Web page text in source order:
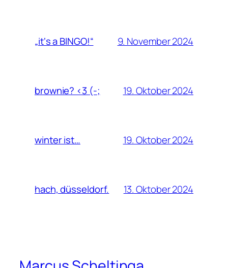
„it‘s a BINGO!“ 9. November 2024
brownie? <3 (-; 19. Oktober 2024
winter ist… 19. Oktober 2024
hach, düsseldorf. 13. Oktober 2024